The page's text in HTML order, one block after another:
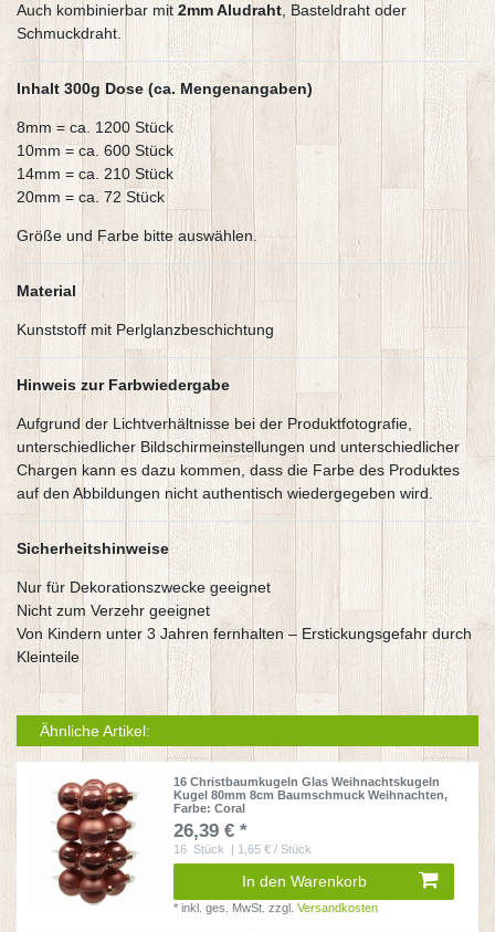
Auch kombinierbar mit2mm Aludraht, Basteldraht oder
Schmuckdraht.
Inhalt 300g Dose (ca. Mengenangaben)
8mm = ca. 1200 Stück
10mm = ca. 600 Stück
14mm = ca. 210 Stück
20mm = ca. 72 Stück
Größe und Farbe bitte auswählen.
Material
Kunststoff mit Perlglanzbeschichtung
Hinweis zur Farbwiedergabe
Aufgrund der Lichtverhältnisse bei der Produktfotografie,
unterschiedlicher Bildschirmeinstellungen und unterschiedlicher
Chargen kann es dazu kommen, dass die Farbe des Produktes
auf den Abbildungen nicht authentisch wiedergegeben wird.
Sicherheitshinweise
Nur für Dekorationszwecke geeignet
Nicht zum Verzehr geeignet
Von Kindern unter 3 Jahren fernhalten – Erstickungsgefahr durch
Kleinteile
Ähnliche Artikel:
16 Christbaumkugeln Glas Weihnachtskugeln
Kugel 80mm 8cm Baumschmuck Weihnachten,
Farbe: Coral
26,39 € *
16 Stück | 1,65 € / Stück
In den Warenkorb
*inkl. ges. MwSt. zzgl.Versandkosten